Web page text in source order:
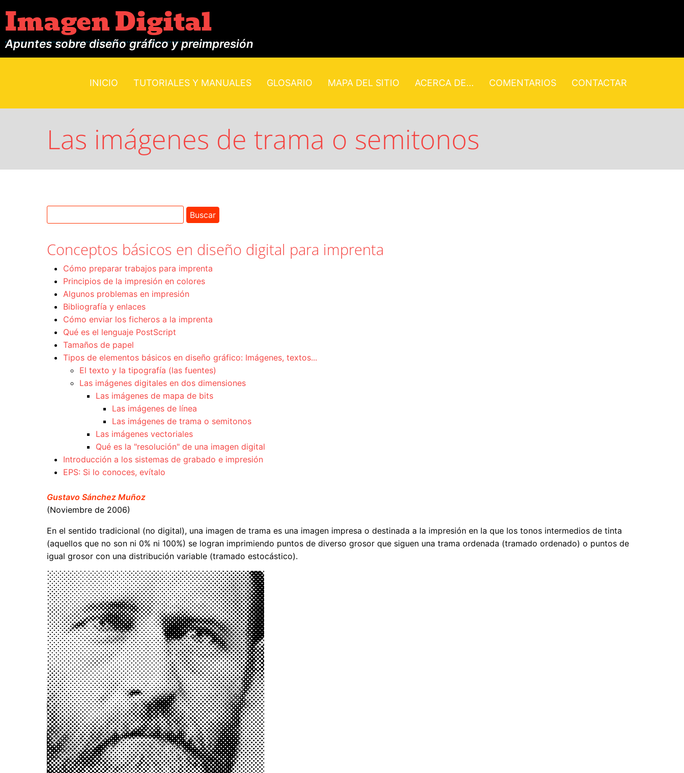
Imagen Digital
Apuntes sobre diseño gráfico y preimpresión
INICIO TUTORIALES Y MANUALES GLOSARIO MAPA DEL SITIO ACERCA DE... COMENTARIOS CONTACTAR
Las imágenes de trama o semitonos
Conceptos básicos en diseño digital para imprenta
Cómo preparar trabajos para imprenta
Principios de la impresión en colores
Algunos problemas en impresión
Bibliografía y enlaces
Cómo enviar los ficheros a la imprenta
Qué es el lenguaje PostScript
Tamaños de papel
Tipos de elementos básicos en diseño gráfico: Imágenes, textos...
El texto y la tipografía (las fuentes)
Las imágenes digitales en dos dimensiones
Las imágenes de mapa de bits
Las imágenes de línea
Las imágenes de trama o semitonos
Las imágenes vectoriales
Qué es la "resolución" de una imagen digital
Introducción a los sistemas de grabado e impresión
EPS: Si lo conoces, evítalo
Gustavo Sánchez Muñoz
(Noviembre de 2006)
En el sentido tradicional (no digital), una imagen de trama es una imagen impresa o destinada a la impresión en la que los tonos intermedios de tinta
(aquellos que no son ni 0% ni 100%) se logran imprimiendo puntos de diverso grosor que siguen una trama ordenada (tramado ordenado) o puntos de
igual grosor con una distribución variable (tramado estocástico).